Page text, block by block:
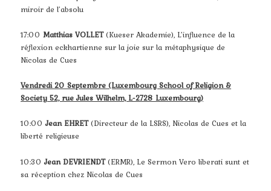
miroir de l’absolu
17:00Matthias VOLLET(Kueser Akademie), L’influence de la
réflexion eckhartienne sur la joie sur la métaphysique de
Nicolas de Cues
Vendredi 20 Septembre (Luxembourg School of Religion &
Society 52, rue Jules Wilhelm, L-2728 Luxembourg)
10:00Jean EHRET(Directeur de la LSRS), Nicolas de Cues et la
liberté religieuse
10:30Jean DEVRIENDT(ERMR), Le Sermon Vero liberati sunt et
sa réception chez Nicolas de Cues